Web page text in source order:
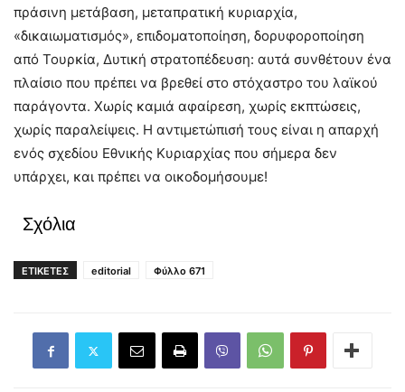
πράσινη μετάβαση, μεταπρατική κυριαρχία,
«δικαιωματισμός», επιδοματοποίηση, δορυφοροποίηση
από Τουρκία, Δυτική στρατοπέδευση: αυτά συνθέτουν ένα
πλαίσιο που πρέπει να βρεθεί στο στόχαστρο του λαϊκού
παράγοντα. Χωρίς καμιά αφαίρεση, χωρίς εκπτώσεις,
χωρίς παραλείψεις. Η αντιμετώπισή τους είναι η απαρχή
ενός σχεδίου Εθνικής Κυριαρχίας που σήμερα δεν
υπάρχει, και πρέπει να οικοδομήσουμε!
Σχόλια
ΕΤΙΚΕΤΕΣ editorial Φύλλο 671